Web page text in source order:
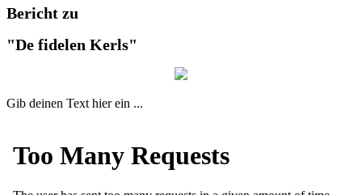
Bericht zu
"De fidelen Kerls"
Gib deinen Text hier ein ...